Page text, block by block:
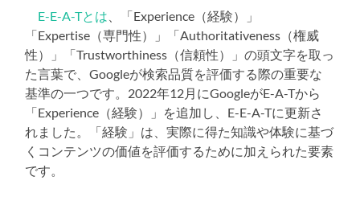
E-E-A-Tとは 、「Experience（経験）」
「Expertise（専門性）」「Authoritativeness（権威
性）」「Trustworthiness（信頼性）」の頭文字を取っ
た言葉で、Googleが検索品質を評価する際の重要な
基準の一つです。2022年12月にGoogleがE-A-Tから
「Experience（経験）」を追加し、E-E-A-Tに更新さ
れました。「経験」は、実際に得た知識や体験に基づ
くコンテンツの価値を評価するために加えられた要素
です。